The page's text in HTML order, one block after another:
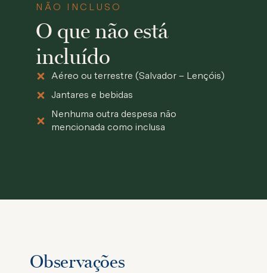
NÃO INCLUSO
O que não está
incluído
Aéreo ou terrestre (Salvador – Lençóis)
Jantares e bebidas
Nenhuma outra despesa não
mencionada como inclusa
Observações